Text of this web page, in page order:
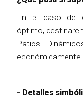
En el caso de
óptimo,
Patios
económicamente
- Detalles